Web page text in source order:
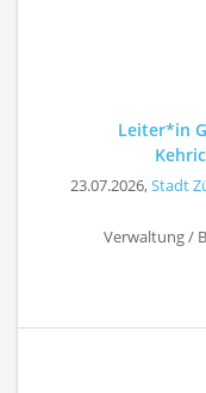
Leiter*in
23.07.2026,Stadt
Verwaltung /